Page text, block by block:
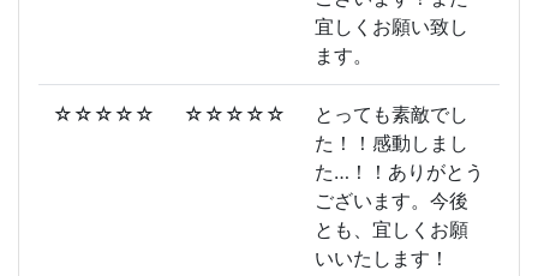
宜しくお願い致し
ます。
☆☆☆☆☆ ☆☆☆☆☆
とっても素敵でし
た！！感動しまし
た…！！ありがとう
ございます。今後
とも、宜しくお願
いいたします！